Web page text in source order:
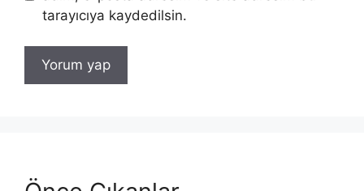
tarayıcıya kaydedilsin.